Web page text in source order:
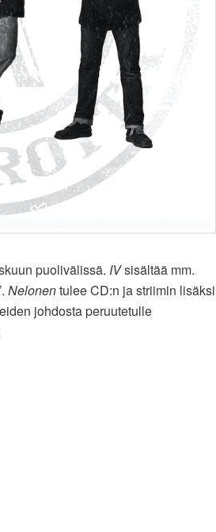
puolivälissä. IVsisältää mm.
Nelonentulee CD:n ja striimin lisäksi
johdosta peruutetulle